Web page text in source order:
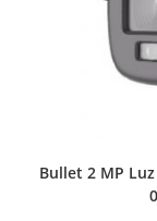
Bullet 2 MP